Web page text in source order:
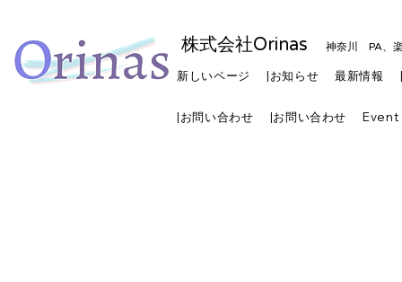
株式会社Orinas 神奈川 PA、楽
新しいページ |お知らせ 最新情報
|お問い合わせ |お問い合わせ Event